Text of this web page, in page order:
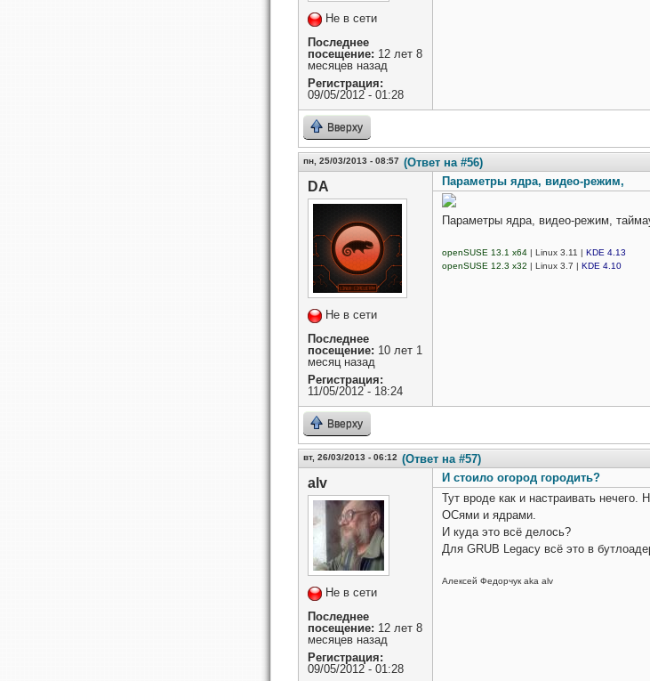
Не в сети
Последнее
посещение: 12 лет 8
месяцев назад
Регистрация:
09/05/2012 - 01:28
Вверху
пн, 25/03/2013 - 08:57 (Ответ на #56)
DA
Не в сети
Последнее
посещение: 10 лет 1
месяц назад
Регистрация:
11/05/2012 - 18:24
Параметры ядра, видео-режим,
Параметры ядра, видео-режим,
openSUSE 13.1 x64 | Linux 3.11 | KDE 4.13
openSUSE 12.3 x32 | Linux 3.7 | KDE 4.10
Вверху
вт, 26/03/2013 - 06:12 (Ответ на #57)
alv
Не в сети
Последнее
посещение: 12 лет 8
месяцев назад
Регистрация:
09/05/2012 - 01:28
И стоило огород городить?
Тут вроде как и настраивать нечего.
ОСями и ядрами.
И куда это всё делось?
Для GRUB Legacy всё это в
Алексей Федорчук aka alv